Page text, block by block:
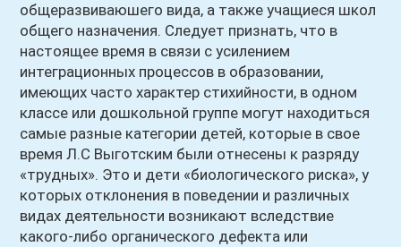
общеразвиваюшего вида, а также учащиеся школ
общего назначения. Следует признать, что в
настоящее время в связи с усилением
интеграционных процессов в образовании,
имеющих часто характер стихийности, в одном
классе или дошкольной группе могут находиться
самые разные категории детей, которые в свое
время Л.С Выготским были отнесены к разряду
«трудных». Это и дети «биологического риска», у
которых отклонения в поведении и различных
видах деятельности возникают вследствие
какого-либо органического дефекта или